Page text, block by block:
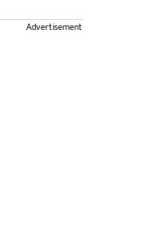
Advertisement